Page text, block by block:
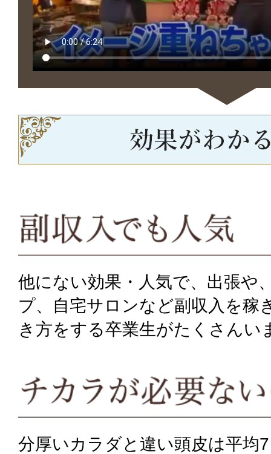
他にない効果・人気で、出張や
プ、自宅サロンなど副収入を稼
き方をする卒業生がたくさんい
分厚いカラダと違い頭皮は平均